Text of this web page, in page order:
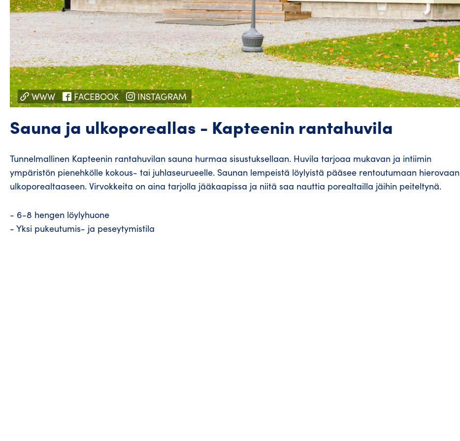
WWW FACEBOOK INSTAGRAM
Sauna ja ulkoporeallas - Kapteenin rantahuvila
Tunnelmallinen Kapteenin rantahuvilan sauna hurmaa sisustuksellaan. Huvila tarjoaa mukavan ja intiimin
ympäristön pienehkölle kokous- tai juhlaseurueelle. Saunan lempeistä löylyistä pääsee rentoutumaan hierovaan
ulkoporealtaaseen. Virvokkeita on aina tarjolla jääkaapissa ja niitä saa nauttia porealtailla jäihin peiteltynä.
- 6-8 hengen löylyhuone
- Yksi pukeutumis- ja peseytymistila